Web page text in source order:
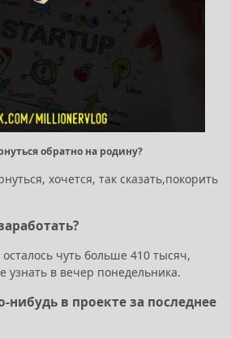
обратно на родину?
хочется, так сказать,покорить
чуть больше 410 тысяч,
узнать в вечер понедельника.
нибудь в проекте за последнее